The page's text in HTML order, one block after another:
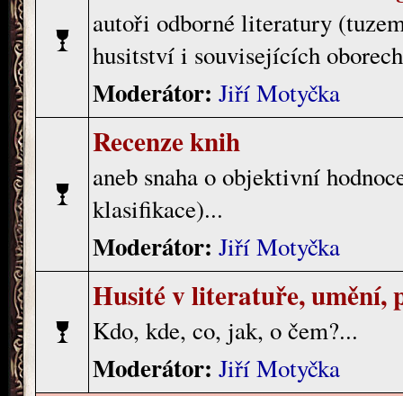
autoři odborné literatury
husitství i souvisejících
Moderátor: Jiří Motyčka
Recenze knih
aneb snaha o objektivní
klasifikace)...
Moderátor: Jiří Motyčka
Husité v literatuře, umění,
Kdo, kde, co, jak, o čem?...
Moderátor: Jiří Motyčka